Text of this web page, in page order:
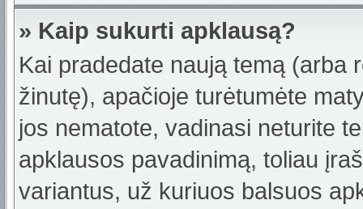
» Kaip sukurti apklausą?
Kai pradedate naują temą (arba
žinutę), apačioje turėtumėte
jos nematote, vadinasi neturite
apklausos pavadinimą, toliau
variantus, už kuriuos balsuos